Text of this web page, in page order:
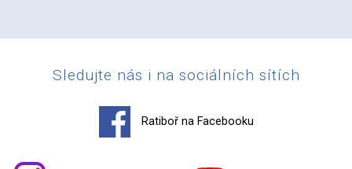
Sledujte nás i na sociálních sítích
Ratiboř na Facebooku